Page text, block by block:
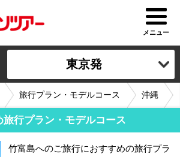
メニュー
東京発
旅行プラン・モデルコース 沖縄
行プラン・モデルコース
竹富島へのご旅行におすすめの旅行プラ